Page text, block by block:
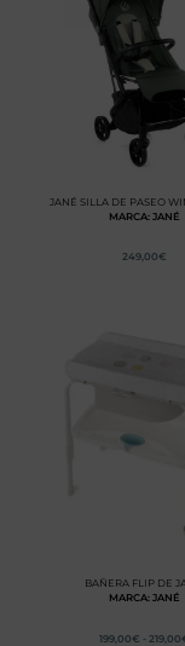
JANÉ SILLA DE PASEO
MARCA: JANÉ
249,00 €
BAÑERA FLIP DE
MARCA: JANÉ
199,00 € - 219,00